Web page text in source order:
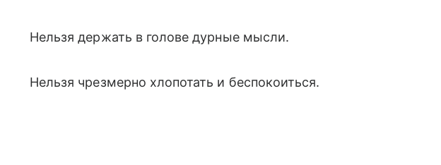
Нельзя держать в голове дурные мысли.
Нельзя чрезмерно хлопотать и беспокоиться.